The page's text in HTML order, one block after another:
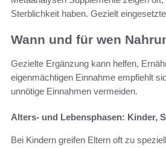
Sterblichkeit haben. Gezielt
Wann und für wen
Gezielte Ergänzung kann helfen,
eigenmächtigen Einnahme empfiehlt
unnötige Einnahmen vermeiden.
Alters- und Lebensphasen: Kinder,
Bei Kindern greifen Eltern oft zu